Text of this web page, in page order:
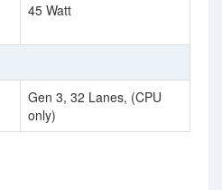
45 Watt
Gen 3, 32 Lanes, (CPU
only)